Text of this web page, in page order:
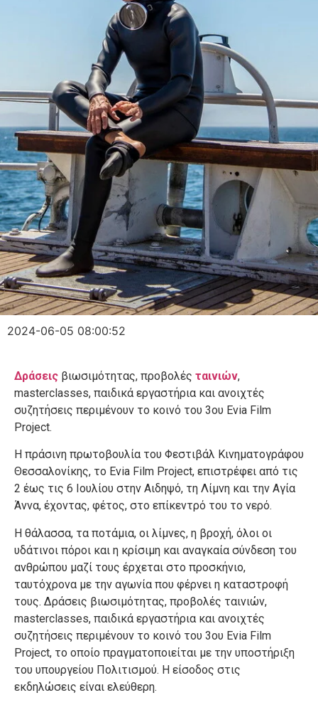
2024-06-05 08:00:52
Δράσεις βιωσιμότητας, προβολές ταινιών,
masterclasses, παιδικά εργαστήρια και ανοιχτές
συζητήσεις περιμένουν το κοινό του 3ου Evia Film
Project.
Η πράσινη πρωτοβουλία του Φεστιβάλ Κινηματογράφου
Θεσσαλονίκης, το Evia Film Project, επιστρέφει από τις
2 έως τις 6 Ιουλίου στην Αιδηψό, τη Λίμνη και την Αγία
Άννα, έχοντας, φέτος, στο επίκεντρό του το νερό.
Η θάλασσα, τα ποτάμια, οι λίμνες, η βροχή, όλοι οι
υδάτινοι πόροι και η κρίσιμη και αναγκαία σύνδεση του
ανθρώπου μαζί τους έρχεται στο προσκήνιο,
ταυτόχρονα με την αγωνία που φέρνει η καταστροφή
τους. Δράσεις βιωσιμότητας, προβολές ταινιών,
masterclasses, παιδικά εργαστήρια και ανοιχτές
συζητήσεις περιμένουν το κοινό του 3ου Evia Film
Project, το οποίο πραγματοποιείται με την υποστήριξη
του υπουργείου Πολιτισμού. Η είσοδος στις
εκδηλώσεις είναι ελεύθερη.